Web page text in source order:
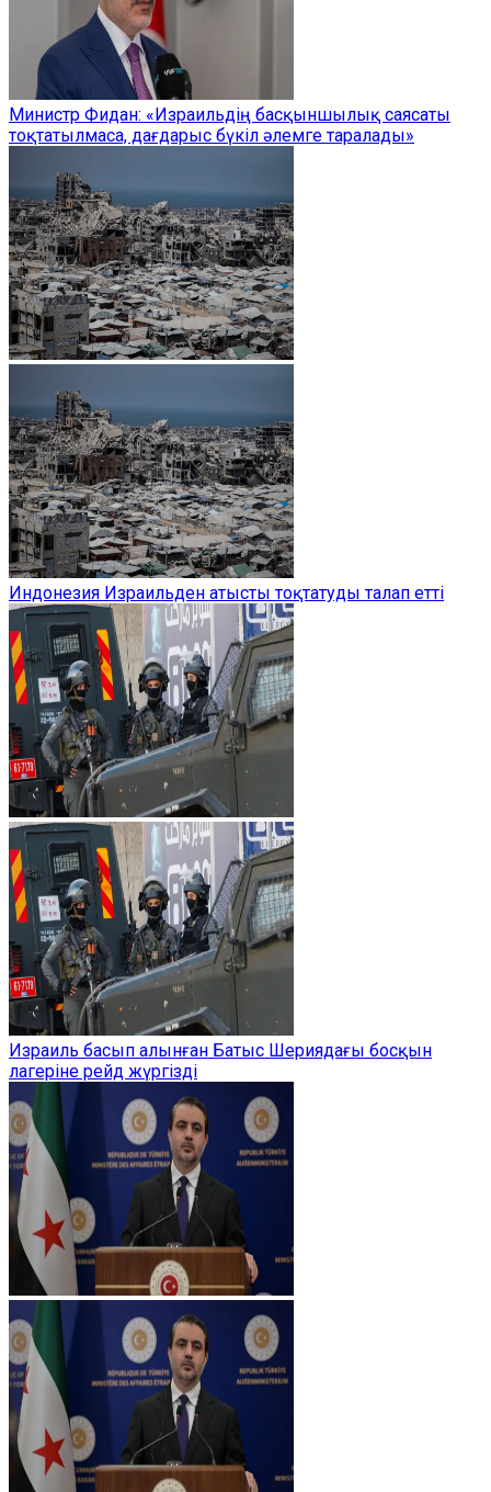
Министр Фидан: «Израильдің басқыншылық саясаты
тоқтатылмаса, дағдарыс бүкіл әлемге таралады»
Индонезия Израильден атысты тоқтатуды талап етті
Израиль басып алынған Батыс Шериядағы босқын
лагеріне рейд жүргізді